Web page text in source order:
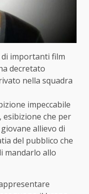
di importanti film
decretato
nella squadra
impeccabile
esibizione che per
allievo di
del pubblico che
mandarlo allo